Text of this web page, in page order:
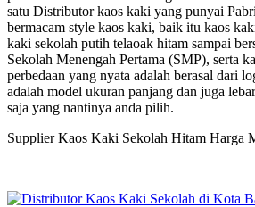
satu Distributor kaos kaki yang punyai
bermacam style kaos kaki, baik itu kaos
kaki sekolah putih telaoak hitam sampai
Sekolah Menengah Pertama (SMP), serta
perbedaan yang nyata adalah berasal dari
adalah model ukuran panjang dan juga
saja yang nantinya anda pilih.
Supplier Kaos Kaki Sekolah Hitam Harga